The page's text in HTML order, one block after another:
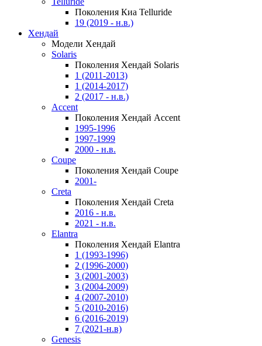
Поколения Киа Telluride
19 (2019 - н.в.)
Хендай
Модели Хендай
Solaris
Поколения Хендай Solaris
1 (2011-2013)
1 (2014-2017)
2 (2017 - н.в.)
Accent
Поколения Хендай Accent
1995-1996
1997-1999
2000 - н.в.
Coupe
Поколения Хендай Coupe
2001-
Creta
Поколения Хендай Creta
2016 - н.в.
2021 - н.в.
Elantra
Поколения Хендай Elantra
1 (1993-1996)
2 (1996-2000)
3 (2001-2003)
3 (2004-2009)
4 (2007-2010)
5 (2010-2016)
6 (2016-2019)
7 (2021-н.в)
Genesis